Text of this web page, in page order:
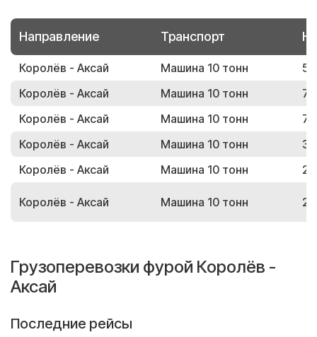
Направление Транспорт
Королёв - Аксай Машина 10 тонн
Королёв - Аксай
Машина 10 тонн
Королёв - Аксай
Машина 10 тонн
Королёв - Аксай
Машина 10 тонн
Королёв - Аксай
Машина 10 тонн
Королёв - Аксай Машина 10 тонн
Грузоперевозки фурой Королёв -
Аксай
Последние рейсы